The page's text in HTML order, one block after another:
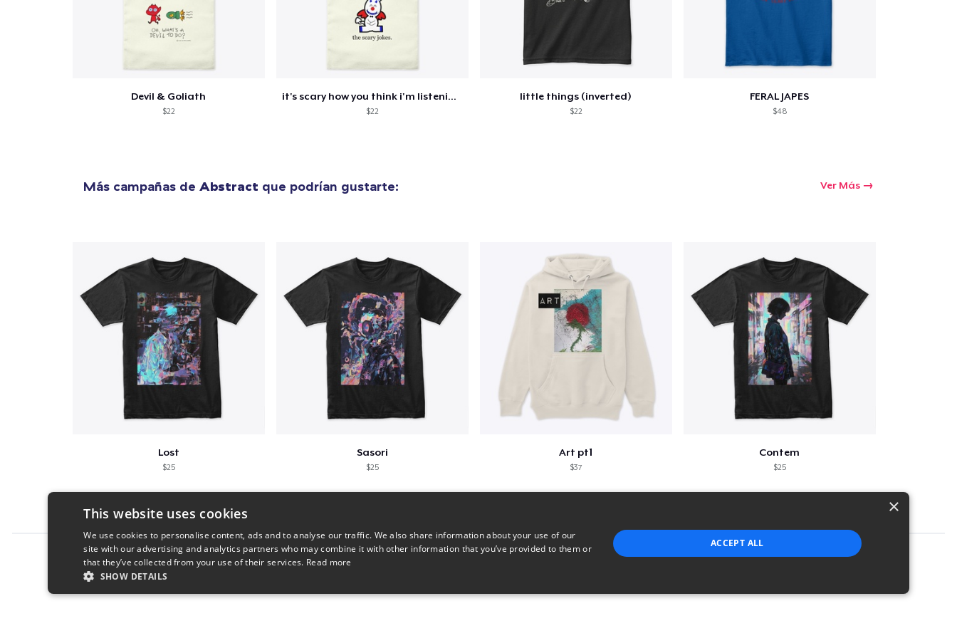
Devil & Goliath
$22
it's scary how you think i'm listening.
$22
little things (inverted)
$22
FERAL JAPES
$48
Más campañas de Abstract que podrían gustarte: Ver Más
Lost
$25
Sasori
$25
Art pt1
$37
Contem
$25
Report this product
Triblend Tee
28,99 US$
Comfort Tee
Unisex Classic Crewneck Sweatshirt
36,99 US$
Women's Classic Tee
24,99 US$
Premium V-Neck Tee
26,99 US$
Women's Premium V-Neck Tee
26,99 US$
Premium Long Sleeve Tee
28,99 US$
Classic Tank Top
×
This website uses cookies
We use cookies to personalise content, ads and to analyse our traffic. We also share information about your use of our
site with our advertising and analytics partners who may combine it with other information that you’ve provided to them or
that they’ve collected from your use of their services. Read more
SHOW DETAILS
ACCEPT ALL